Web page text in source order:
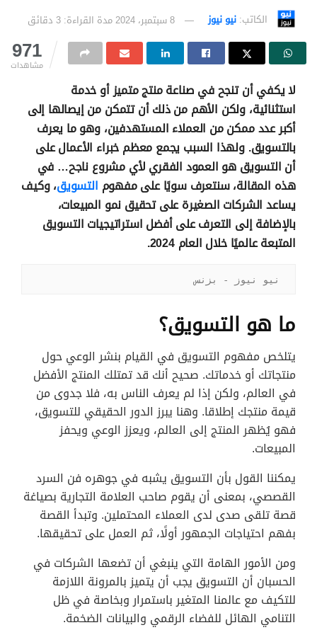
الكاتب: نيو نيوز 8 سبتمبر، 2024 مدة القراءة: 3 دقائق
971
مشاهدات
لا يكفي أن تنجح في صناعة منتج متميز أو خدمة
استثنائية، ولكن الأهم من ذلك أن تتمكن من إيصالها إلى
أكبر عدد ممكن من العملاء المستهدفين، وهو ما يعرف
بالتسويق. ولهذا السبب يجمع معظم خبراء الأعمال على
أن التسويق هو العمود الفقري لأي مشروع ناجح… في
هذه المقالة، سنتعرف سويًا على مفهوم التسويق، وكيف
يساعد الشركات الصغيرة على تحقيق نمو المبيعات،
بالإضافة إلى التعرف على أفضل استراتيجيات التسويق
المتبعة عالميًا خلال العام 2024.
نيو نيوز - بزنس
ما هو التسويق؟
يتلخص مفهوم التسويق في القيام بنشر الوعي حول
منتجاتك أو خدماتك. صحيح أنك قد تمتلك المنتج الأفضل
في العالم، ولكن إذا لم يعرف الناس به، فلا جدوى من
قيمة منتجك إطلاقا. وهنا يبرز الدور الحقيقي للتسويق،
فهو يُظهر المنتج إلى العالم، ويعزز الوعي ويحفز
المبيعات.
يمكننا القول بأن التسويق يشبه في جوهره فن السرد
القصصي، بمعنى أن يقوم صاحب العلامة التجارية بصياغة
قصة تلقى صدى لدى العملاء المحتملين. وتبدأ القصة
بفهم احتياجات الجمهور أولًا، ثم العمل على تحقيقها.
ومن الأمور الهامة التي ينبغي أن تضعها الشركات في
الحسبان أن التسويق يجب أن يتميز بالمرونة اللازمة
للتكيف مع عالمنا المتغير باستمرار وبخاصة في ظل
التنامي الهائل للفضاء الرقمي والبيانات الضخمة.